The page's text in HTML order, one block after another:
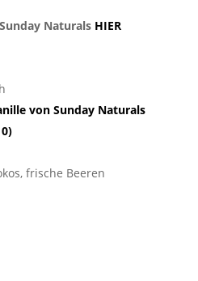
Naturals HIER
von Sunday Naturals
frische Beeren